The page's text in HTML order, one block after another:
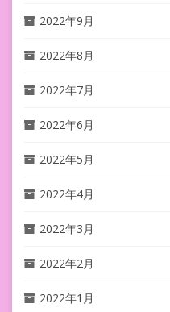
2022年9月
2022年8月
2022年7月
2022年6月
2022年5月
2022年4月
2022年3月
2022年2月
2022年1月